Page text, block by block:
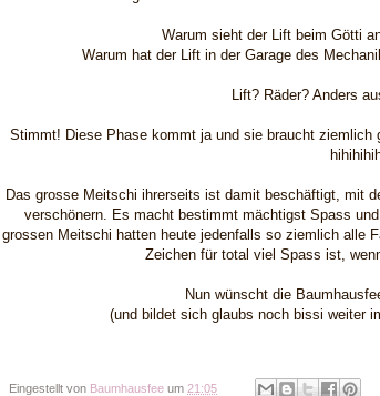
Warum sieht der Lift beim Götti
Warum hat der Lift in der Garage des
Lift? Räder? Anders
Stimmt! Diese Phase kommt ja und sie braucht
Das grosse Meitschi ihrerseits ist damit beschäftigt, mit
verschönern. Es macht bestimmt mächtigst Spass
grossen Meitschi hatten heute jedenfalls so ziemlich alle
Zeichen für total viel Spass ist,
Nun wünscht die
(und bildet sich glaubs noch bissi weiter
Eingestellt von Baumhausfee um 21:05